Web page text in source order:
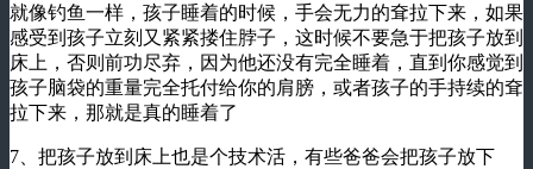
就像钓鱼一样，孩子睡着的时候，手会无力的耷拉下来，如果
感受到孩子立刻又紧紧搂住脖子，这时候不要急于把孩子放到
床上，否则前功尽弃，因为他还没有完全睡着，直到你感觉到
孩子脑袋的重量完全托付给你的肩膀，或者孩子的手持续的耷
拉下来，那就是真的睡着了
7、把孩子放到床上也是个技术活，有些爸爸会把孩子放下